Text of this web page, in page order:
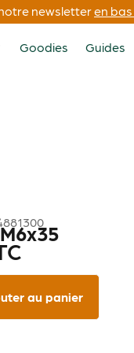
newsletteren
Goodies Guides
au panier